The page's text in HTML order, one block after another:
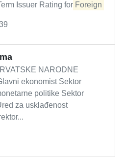
Issuer Rating for Foreign
NARODNE
ekonomist Sektor
politike Sektor
za usklađenost